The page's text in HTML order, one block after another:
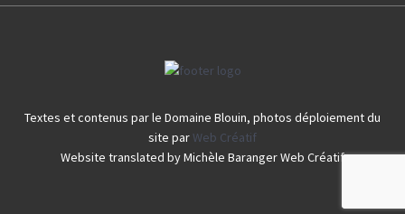
Textes et contenus par le Domaine Blouin, photos déploiement du
site parWeb Créatif
Website translated by Michèle Baranger Web Créatif